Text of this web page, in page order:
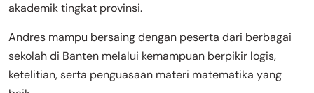
akademik tingkat provinsi.
Andres mampu bersaing dengan peserta dari berbagai
sekolah di Banten melalui kemampuan berpikir logis,
ketelitian, serta penguasaan materi matematika yang